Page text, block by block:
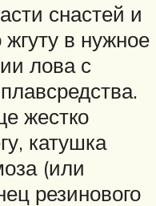
снастей и
жгуту в нужное
лова с
жестко
катушка
(или
резинового